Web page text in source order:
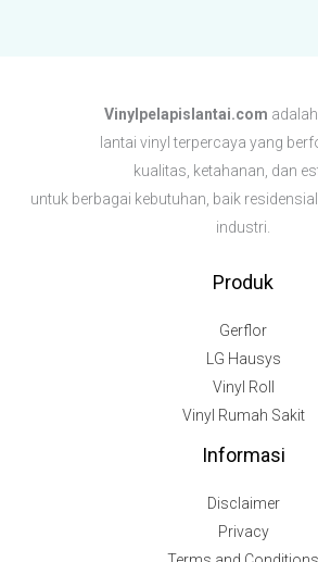
Vinylpelapislantai.com
lantai vinyl terpercaya yang
kualitas, ketahanan, dan
untuk berbagai kebutuhan, baik
industri.
Produk
Gerflor
LG Hausys
Vinyl Roll
Vinyl Rumah Sakit
Informasi
Disclaimer
Privacy